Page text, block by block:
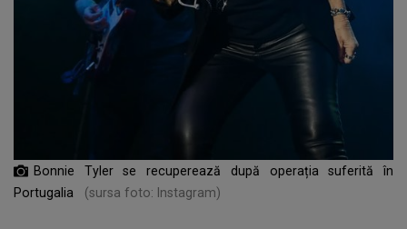
Bonnie Tyler se recuperează după operația suferită în
Portugalia
(sursa foto: Instagram)